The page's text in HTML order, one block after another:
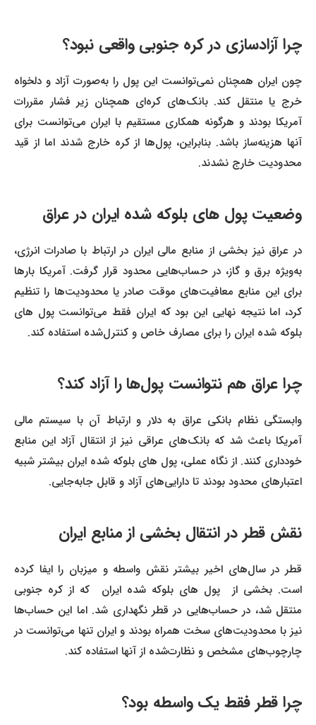
چرا آزادسازی در کره جنوبی واقعی نبود؟
چون ایران همچنان نمی‌توانست این پول را به‌صورت آزاد و دلخواه
خرج یا منتقل کند. بانک‌های کره‌ای همچنان زیر فشار مقررات
آمریکا بودند و هرگونه همکاری مستقیم با ایران می‌توانست برای
آنها هزینه‌ساز باشد. بنابراین، پول‌ها از کره خارج شدند اما از قید
محدودیت خارج نشدند.
وضعیت پول‌ های بلوکه شده ایران در عراق
در عراق نیز بخشی از منابع مالی ایران در ارتباط با صادرات انرژی،
به‌ویژه برق و گاز، در حساب‌هایی محدود قرار گرفت. آمریکا بارها
برای این منابع معافیت‌های موقت صادر یا محدودیت‌ها را تنظیم
کرد، اما نتیجه نهایی این بود که ایران فقط می‌توانست پول‌ های
بلوکه شده ایران را برای مصارف خاص و کنترل‌شده استفاده کند.
چرا عراق هم نتوانست پول‌ها را آزاد کند؟
وابستگی نظام بانکی عراق به دلار و ارتباط آن با سیستم مالی
آمریکا باعث شد که بانک‌های عراقی نیز از انتقال آزاد این منابع
خودداری کنند. از نگاه عملی، پول‌ های بلوکه شده ایران بیشتر شبیه
اعتبارهای محدود بودند تا دارایی‌های آزاد و قابل جابه‌جایی.
نقش قطر در انتقال بخشی از منابع ایران
قطر در سال‌های اخیر بیشتر نقش واسطه و میزبان را ایفا کرده
است. بخشی از پول‌ های بلوکه شده ایران که از کره جنوبی
منتقل شد، در حساب‌هایی در قطر نگهداری شد. اما این حساب‌ها
نیز با محدودیت‌های سخت همراه بودند و ایران تنها می‌توانست در
چارچوب‌های مشخص و نظارت‌شده از آنها استفاده کند.
چرا قطر فقط یک واسطه بود؟